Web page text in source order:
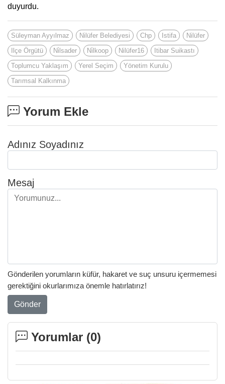
duyurdu.
Süleyman Ayyılmaz Nilüfer Belediyesi Chp Istifa
Nilüfer
Ilçe Örgütü
Ni̇lsader Ni̇lkoop Nilüfer16
Itibar Suikastı
Toplumcu Yaklaşım
Yerel Seçim
Yönetim Kurulu
Tarımsal Kalkınma
Yorum Ekle
Adınız Soyadınız
Mesaj
Gönderilen yorumların küfür, hakaret ve suç unsuru içermemesi
gerektiğini okurlarımıza önemle hatırlatırız!
Gönder
Yorumlar (0)